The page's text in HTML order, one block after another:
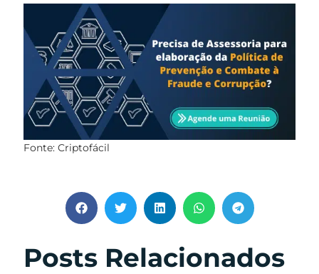
Fonte: Criptofácil
Posts Relacionados